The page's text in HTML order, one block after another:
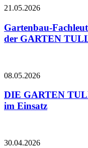
21.05.2026
Gartenbau-
der GARTEN
08.05.2026
DIE GARTEN
im Einsatz
30.04.2026